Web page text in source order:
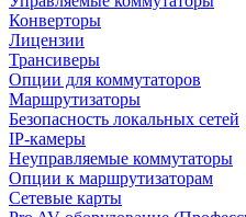
Конверторы
Лицензии
Трансиверы
Опции для коммутаторов
Маршрутизаторы
Безопасность локальных сетей
IP-камеры
Неуправляемые коммутаторы
Опции к маршрутизаторам
Сетевые карты